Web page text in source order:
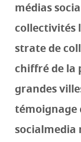
médias
collectivités
strate de
chiffré de la
grandes
témoignage
socialmedia